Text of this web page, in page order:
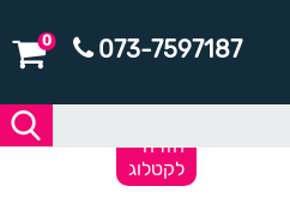
073-7597187
0
חזרה
לקטלוג